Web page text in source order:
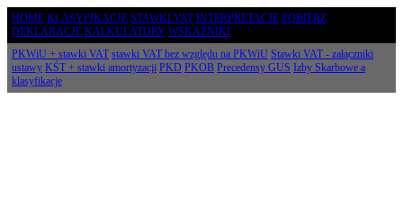
HOME KLASYFIKACJE STAWKI VAT INTERPRETACJE POBIERZ
DEKLARACJE KALKULATORY WSKAŹNIKI
PKWiU + stawki VAT stawki VAT bez względu na PKWiU Stawki VAT - załączniki
ustawy KŚT + stawki amortyzacji PKD PKOB Precedensy GUS Izby Skarbowe a
klasyfikacje